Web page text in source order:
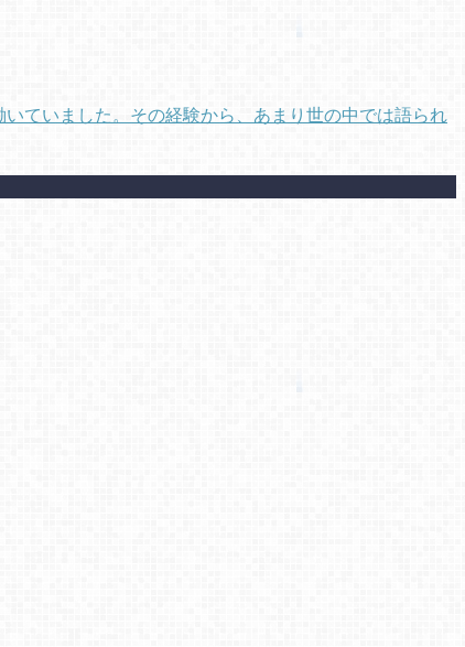
ていました。その経験から、あまり世の中では語られ